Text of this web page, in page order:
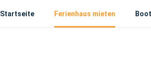
Startseite Ferienhaus mieten